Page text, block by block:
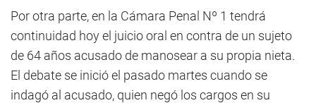
Por otra parte, en la Cámara Penal Nº 1 tendrá
continuidad hoy el juicio oral en contra de un sujeto
de 64 años acusado de manosear a su propia nieta.
El debate se inició el pasado martes cuando se
indagó al acusado, quien negó los cargos en su